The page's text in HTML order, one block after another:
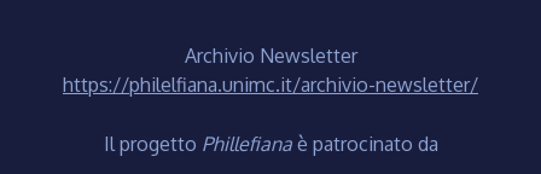
Archivio Newsletter
https://philelfiana.unimc.it/archivio-newsletter/
Il progetto Phillefiana è patrocinato da